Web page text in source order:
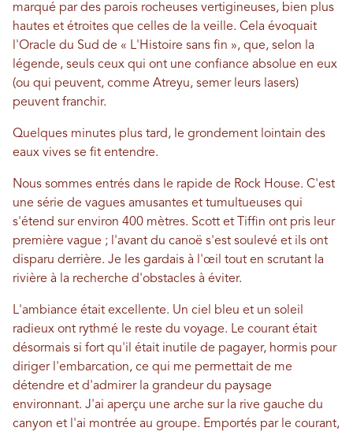
marqué par des parois rocheuses vertigineuses, bien plus
hautes et étroites que celles de la veille. Cela évoquait
l'Oracle du Sud de « L'Histoire sans fin », que, selon la
légende, seuls ceux qui ont une confiance absolue en eux
(ou qui peuvent, comme Atreyu, semer leurs lasers)
peuvent franchir.
Quelques minutes plus tard, le grondement lointain des
eaux vives se fit entendre.
Nous sommes entrés dans le rapide de Rock House. C'est
une série de vagues amusantes et tumultueuses qui
s'étend sur environ 400 mètres. Scott et Tiffin ont pris leur
première vague ; l'avant du canoë s'est soulevé et ils ont
disparu derrière. Je les gardais à l'œil tout en scrutant la
rivière à la recherche d'obstacles à éviter.
L'ambiance était excellente. Un ciel bleu et un soleil
radieux ont rythmé le reste du voyage. Le courant était
désormais si fort qu'il était inutile de pagayer, hormis pour
diriger l'embarcation, ce qui me permettait de me
détendre et d'admirer la grandeur du paysage
environnant. J'ai aperçu une arche sur la rive gauche du
canyon et l'ai montrée au groupe. Emportés par le courant,